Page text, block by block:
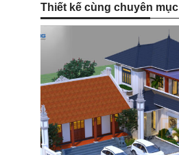
Thiết kế cùng chuyên mục